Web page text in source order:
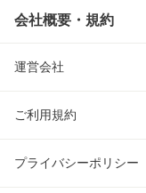
会社概要・規約
運営会社
ご利用規約
プライバシーポリシー